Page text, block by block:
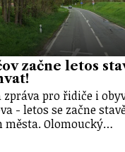
začne letos
zpráva pro řidiče i
- letos se začne
města. Olomoucký…